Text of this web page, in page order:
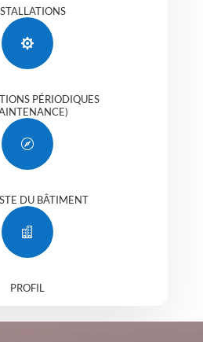

PÉRIODIQUES

DU BÂTIMENT

PROFIL